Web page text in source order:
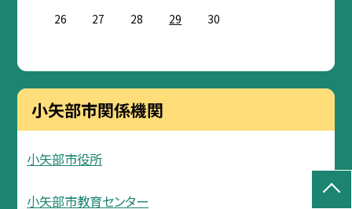
26
27 28 29 30
小矢部市関係機関
小矢部市役所
小矢部市教育センター